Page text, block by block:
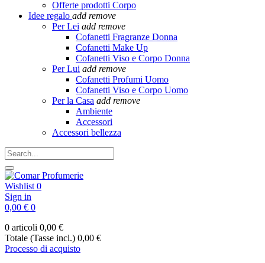
Offerte prodotti Corpo
Idee regalo add remove
Per Lei add remove
Cofanetti Fragranze Donna
Cofanetti Make Up
Cofanetti Viso e Corpo Donna
Per Lui add remove
Cofanetti Profumi Uomo
Cofanetti Viso e Corpo Uomo
Per la Casa add remove
Ambiente
Accessori
Accessori bellezza
Wishlist 0
Sign in
0,00 € 0
0 articoli 0,00 €
Totale (Tasse incl.) 0,00 €
Processo di acquisto